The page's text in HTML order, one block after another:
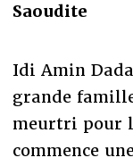
Saoudite
Idi Amin
grande
meurtri pour
commence